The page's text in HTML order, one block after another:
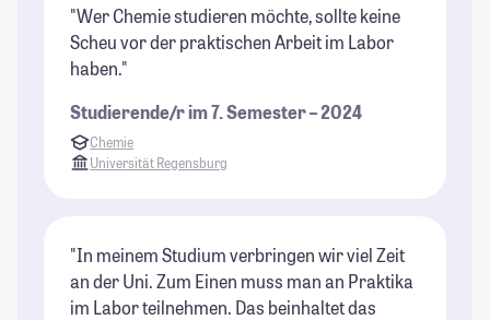
"Wer Chemie studieren möchte, sollte keine
Scheu vor der praktischen Arbeit im Labor
haben."
Studierende/r im 7. Semester – 2024
Chemie
Universität Regensburg
"In meinem Studium verbringen wir viel Zeit
an der Uni. Zum Einen muss man an Praktika
im Labor teilnehmen. Das beinhaltet das